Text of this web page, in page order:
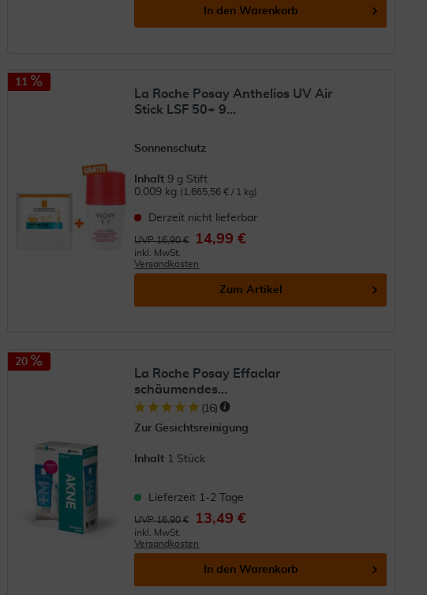
In den Warenkorb
11
La Roche Posay Anthelios UV Air
Stick LSF 50+ 9...
Sonnenschutz
Inhalt 9 g Stift
0.009 kg (1.665,56 € / 1 kg)
Derzeit nicht lieferbar
UVP 16,90 € 14,99 €
inkl. MwSt.
Versandkosten
Zum Artikel
20
La Roche Posay Effaclar
schäumendes...
(16)
Zur Gesichtsreinigung
Inhalt 1 Stück
Lieferzeit 1-2 Tage
UVP 16,90 € 13,49 €
inkl. MwSt.
Versandkosten
In den Warenkorb